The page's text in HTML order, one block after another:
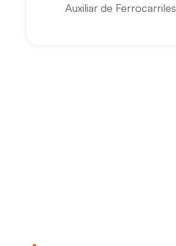
Auxiliar de Ferrocarriles